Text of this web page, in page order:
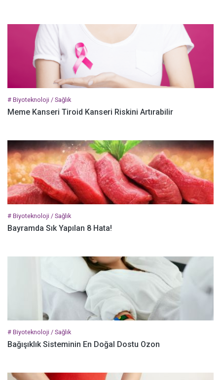
# Biyoteknoloji / Sağlık
Meme Kanseri Tiroid Kanseri Riskini Artırabilir
# Biyoteknoloji / Sağlık
Bayramda Sık Yapılan 8 Hata!
# Biyoteknoloji / Sağlık
Bağışıklık Sisteminin En Doğal Dostu Ozon